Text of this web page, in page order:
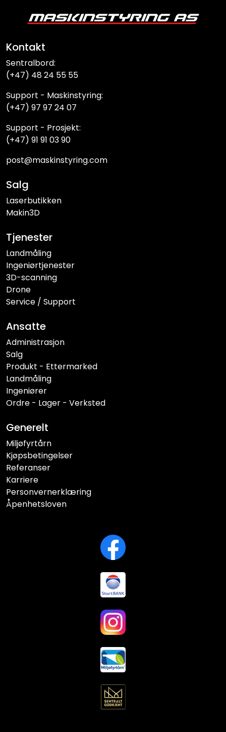
Kontakt
Sentralbord:
(+47) 48 24 55 55
Support - Maskinstyring:
(+47) 97 97 24 07
Support - Prosjekt:
(+47) 91 91 03 90
post@maskinstyring.com
Salg
Laserbutikken
Makin3D
Tjenester
Landmåling
Ingeniørtjenester
3D-scanning
Drone
Service / Support
Ansatte
Administrasjon
Salg
Produkt - Ettermarked
Landmåling
Ingeniører
Ordre - Lager - Verksted
Generelt
Miljøfyrtårn
Kjøpsbetingelser
Referanser
Karriere
Personvernerklæring
Åpenhetsloven